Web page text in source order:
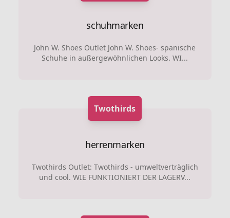
schuhmarken
John W. Shoes Outlet John W. Shoes- spanische
Schuhe in außergewöhnlichen Looks. WI...
Twothirds
herrenmarken
Twothirds Outlet: Twothirds - umweltverträglich
und cool. WIE FUNKTIONIERT DER LAGERV...